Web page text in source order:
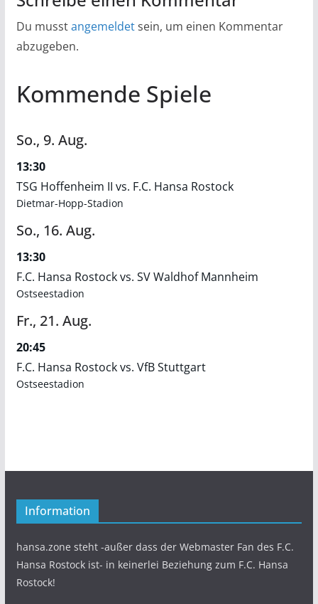
Du musstangemeldetsein, um einen Kommentar
abzugeben.
Kommende Spiele
So., 9. Aug.
13:30
TSG Hoffenheim II vs. F.C. Hansa Rostock
Dietmar-Hopp-Stadion
So., 16. Aug.
13:30
F.C. Hansa Rostock vs. SV Waldhof Mannheim
Ostseestadion
Fr., 21. Aug.
20:45
F.C. Hansa Rostock vs. VfB Stuttgart
Ostseestadion
Information
hansa.zone steht -außer dass der Webmaster Fan des F.C.
Hansa Rostock ist- in keinerlei Beziehung zum F.C. Hansa
Rostock!